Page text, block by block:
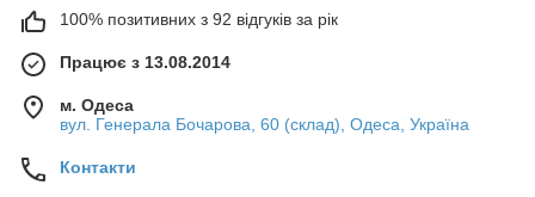
100% позитивних з 92 відгуків за рік
Працює з 13.08.2014
м. Одеса
вул. Генерала Бочарова, 60 (склад), Одеса, Україна
Контакти